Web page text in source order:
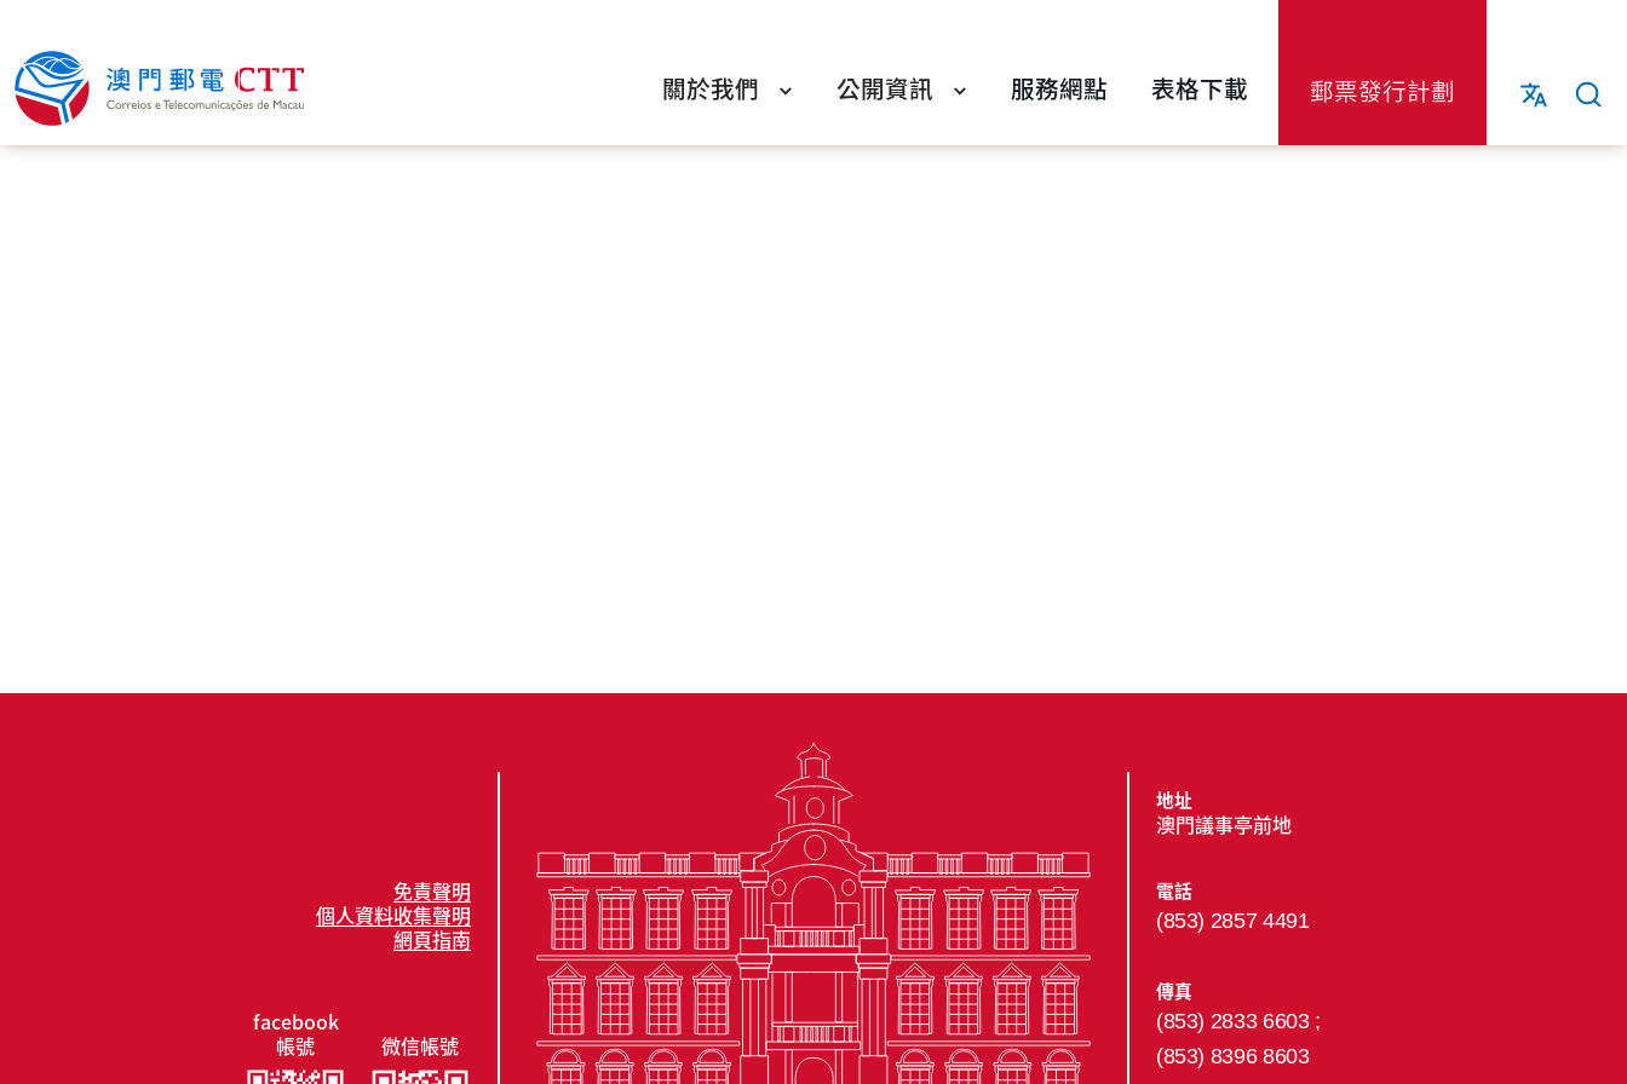
關於我們 公開資訊 服務網點 表格下載 郵票發行計劃
免責聲明
個人資料收集聲明
網頁指南
facebook
帳號
微信帳號
地址
澳門議事亭前地
電話
(853) 2857 4491
傳真
(853) 2833 6603 ;
(853) 8396 8603